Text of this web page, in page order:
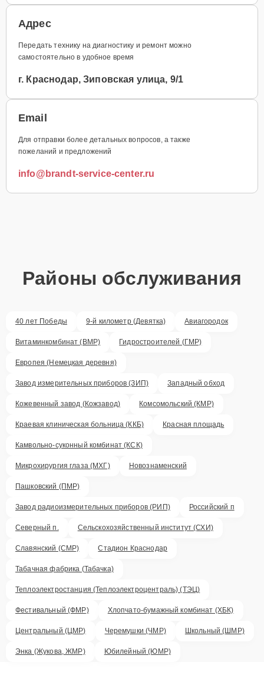
Адрес
Передать технику на диагностику и ремонт можно
самостоятельно в удобное время
г. Краснодар, Зиповская улица, 9/1
Email
Для отправки более детальных вопросов, а также
пожеланий и предложений
info@brandt-service-center.ru
Районы обслуживания
40 лет Победы 9-й километр (Девятка) Авиагородок
Витаминкомбинат (ВМР) Гидростроителей (ГМР)
Европея (Немецкая деревня)
Завод измерительных приборов (ЗИП) Западный обход
Кожевенный завод (Кожзавод) Комсомольский (КМР)
Краевая клиническая больница (ККБ) Красная площадь
Камвольно-суконный комбинат (КСК)
Микрохирургия глаза (МХГ) Новознаменский
Пашковский (ПМР)
Завод радиоизмерительных приборов (РИП) Российский п
Северный п. Сельскохозяйственный институт (СХИ)
Славянский (СМР) Стадион Краснодар
Табачная фабрика (Табачка)
Теплоэлектростанция (Теплоэлектроцентраль) (ТЭЦ)
Фестивальный (ФМР) Хлопчато-бумажный комбинат (ХБК)
Центральный (ЦМР) Черемушки (ЧМР) Школьный (ШМР)
Энка (Жукова, ЖМР) Юбилейный (ЮМР)